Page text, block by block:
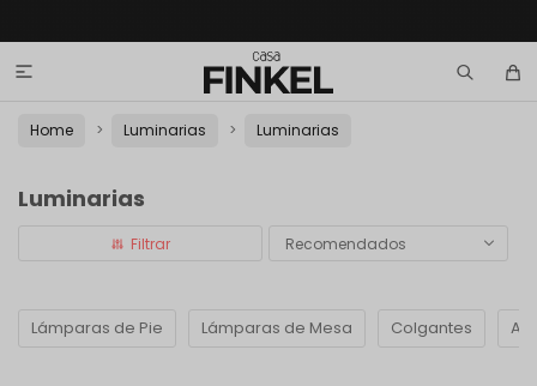

Home Luminarias Luminarias
Luminarias
Recomendados
Lámparas de Pie Lámparas de Mesa Colgantes